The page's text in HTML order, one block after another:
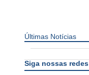
Últimas Notícias
Siga nossas redes